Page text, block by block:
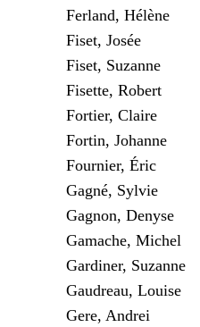
Ferland, Hélène
Fiset, Josée
Fiset, Suzanne
Fisette, Robert
Fortier, Claire
Fortin, Johanne
Fournier, Éric
Gagné, Sylvie
Gagnon, Denyse
Gamache, Michel
Gardiner, Suzanne
Gaudreau, Louise
Gere, Andrei